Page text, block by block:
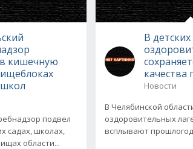
кишечную
подвел
садах, школах,
области...
В детских
Новости
В Челябинской
оздоровительных
всплывают